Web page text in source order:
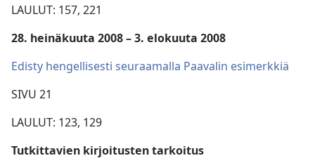
LAULUT: 157, 221
28. heinäkuuta 2008 – 3. elokuuta 2008
Edisty hengellisesti seuraamalla Paavalin esimerkkiä
SIVU 21
LAULUT: 123, 129
Tutkittavien kirjoitusten tarkoitus